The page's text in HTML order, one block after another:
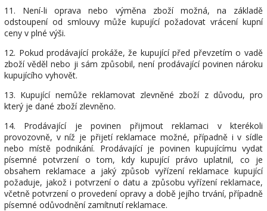
11. Není-li oprava nebo výměna zboží možná, na základě
odstoupení od smlouvy může kupující požadovat vrácení kupní
ceny v plné výši.
12. Pokud prodávající prokáže, že kupující před převzetím o vadě
zboží věděl nebo ji sám způsobil, není prodávající povinen nároku
kupujícího vyhovět.
13. Kupující nemůže reklamovat zlevněné zboží z důvodu, pro
který je dané zboží zlevněno.
14. Prodávající je povinen přijmout reklamaci v kterékoli
provozovně, v níž je přijetí reklamace možné, případně i v sídle
nebo místě podnikání. Prodávající je povinen kupujícímu vydat
písemné potvrzení o tom, kdy kupující právo uplatnil, co je
obsahem reklamace a jaký způsob vyřízení reklamace kupující
požaduje, jakož i potvrzení o datu a způsobu vyřízení reklamace,
včetně potvrzení o provedení opravy a době jejího trvání, případně
písemné odůvodnění zamítnutí reklamace.